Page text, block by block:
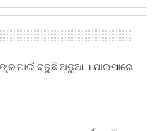
ପାଇଁ ବଢୁଛି ଅଡୁଆ । ଯାଇପାରେ